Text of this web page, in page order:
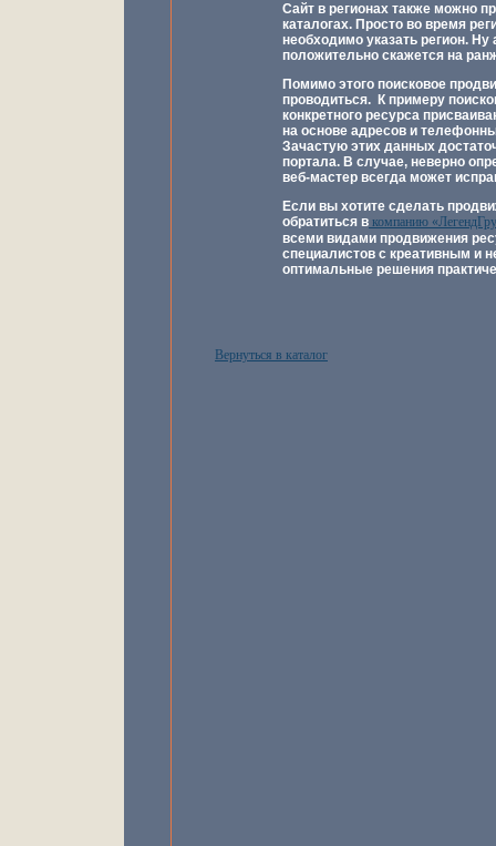
Сайт в регионах также можно
каталогах. Просто во время
необходимо указать регион. Ну
положительно скажется на
Помимо этого поисковое
проводиться. К примеру
конкретного ресурса
на основе адресов и
Зачастую этих данных
портала. В случае, неверно
веб-мастер всегда может
Если вы хотите сделать
обратиться в компанию
всеми видами продвижения
специалистов с креативным и
оптимальные решения
Вернуться в каталог